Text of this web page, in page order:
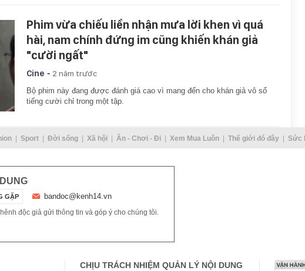
Phim vừa chiếu liền nhận mưa lời khen vì quá
hài, nam chính đứng im cũng khiến khán giả
"cười ngất"
Cine - 2 năm trước
Bộ phim này đang được đánh giá cao vì mang đến cho khán giả vô số
tiếng cười chỉ trong một tập.
Sport Đời sống Xã hội Ăn - Chơi - Đi Xem Mua Luôn Thế giới đó đây Sức
GẶP bandoc@kenh14.vn
độc giả gửi thông tin và góp ý cho chúng tôi.
CHỊU TRÁCH NHIỆM QUẢN LÝ NỘI DUNG